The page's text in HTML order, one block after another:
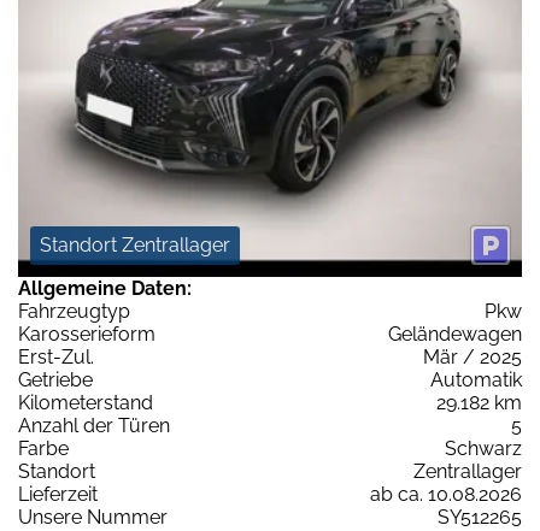
Standort Zentrallager
Allgemeine Daten:
Fahrzeugtyp
Pkw
Karosserieform
Geländewagen
Erst-Zul.
Mär / 2025
Getriebe
Automatik
Kilometerstand
29.182 km
Anzahl der Türen
5
Farbe
Schwarz
Standort
Zentrallager
Lieferzeit
ab ca. 10.08.2026
Unsere Nummer
SY512265